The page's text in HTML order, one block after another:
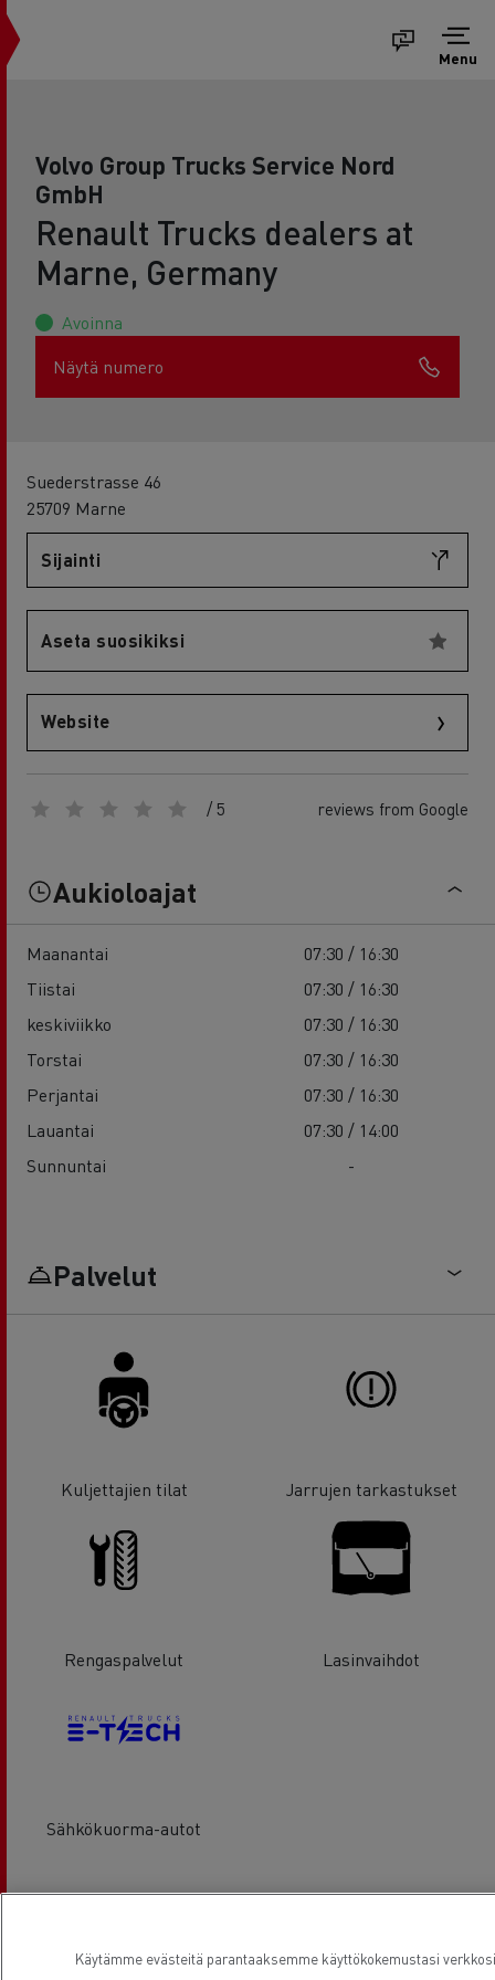
Menu
Volvo Group Trucks Service Nord
GmbH
Renault Trucks dealers at
Marne, Germany
Avoinna
Näytä numero
Suederstrasse 46
25709 Marne
Sijainti
Aseta suosikiksi
Website
/ 5 reviews from Google
Aukioloajat
Maanantai
07:30 / 16:30
Tiistai
07:30 / 16:30
keskiviikko
07:30 / 16:30
Torstai
07:30 / 16:30
Perjantai
07:30 / 16:30
Lauantai
07:30 / 14:00
Sunnuntai
-
Palvelut
Kuljettajien tilat Jarrujen tarkastukset
Rengaspalvelut Lasinvaihdot
Sähkökuorma-autot
Käytämme evästeitä parantaaksemme käyttökokemustasi